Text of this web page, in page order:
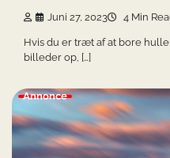
Juni 27, 2023 4 Min
Hvis du er træt af at bore
billeder op, […]
Annonce